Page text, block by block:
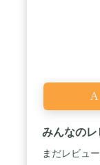
みんなのレ
まだレビュ